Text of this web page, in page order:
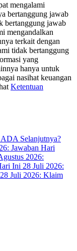
mengalami
bertanggung jawab
bertanggung jawab
mengandalkan
terkait dengan
tidak bertanggung
yang
hanya untuk
nasihat keuangan
Ketentuan
Selanjutnya?
Jawaban Hari
2026:
Ini 28 Juli 2026:
Juli 2026: Klaim